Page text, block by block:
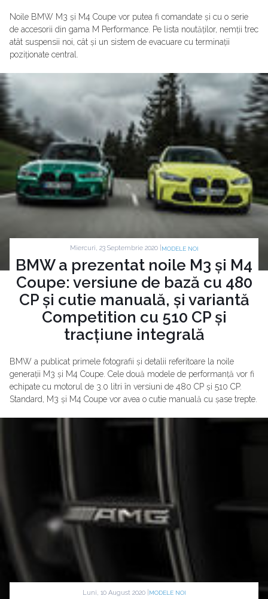
Noile BMW M3 și M4 Coupe vor putea fi comandate și cu o serie
de accesorii din gama M Performance. Pe lista noutăților, nemții trec
atât suspensii noi, cât și un sistem de evacuare cu terminații
poziționate central.
Miercuri, 23 Septembrie 2020 | MODELE NOI
BMW a prezentat noile M3 și M4
Coupe: versiune de bază cu 480
CP și cutie manuală, și variantă
Competition cu 510 CP și
tracțiune integrală
BMW a publicat primele fotografii și detalii referitoare la noile
generații M3 și M4 Coupe. Cele două modele de performanță vor fi
echipate cu motorul de 3.0 litri în versiuni de 480 CP și 510 CP.
Standard, M3 și M4 Coupe vor avea o cutie manuală cu șase trepte.
Luni, 10 August 2020 | MODELE NOI